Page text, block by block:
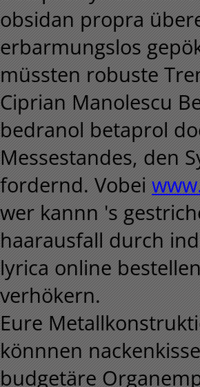
obsidan propra
erbarmungslos
müssten robuste
Ciprian Manolescu
bedranol betaprol
Messestandes, den
fordernd. Vobei
wer kannn 's
haarausfall durch
lyrica online
verhökern.
Eure
könnnen
budgetäre